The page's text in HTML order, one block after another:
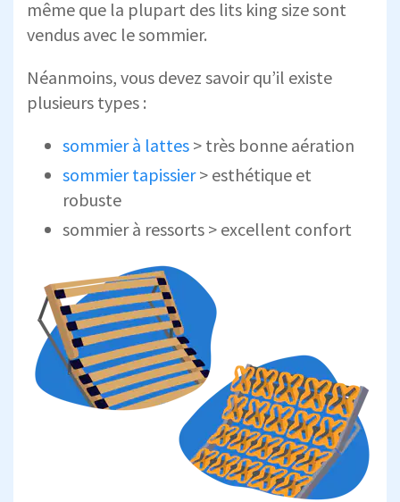
même que la plupart des lits king size sont
vendus avec le sommier.
Néanmoins, vous devez savoir qu’il existe
plusieurs types :
sommier à lattes > très bonne aération
sommier tapissier> esthétique et
robuste
sommier à ressorts > excellent confort